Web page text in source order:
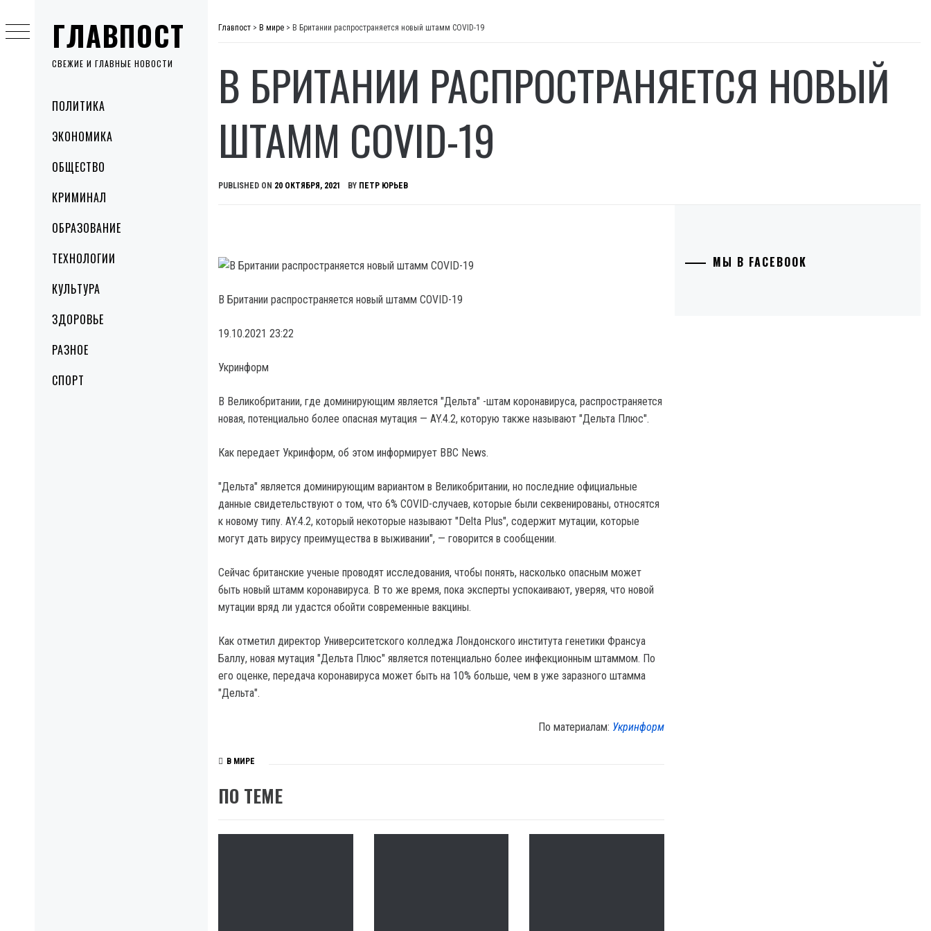
ГЛАВПОСТ
СВЕЖИЕ И ГЛАВНЫЕ НОВОСТИ
MenuПОЛИТИКА
ЭКОНОМИКА
ОБЩЕСТВО
КРИМИНАЛ
ОБРАЗОВАНИЕ
ТЕХНОЛОГИИ
КУЛЬТУРА
ЗДОРОВЬЕ
РАЗНОЕ
СПОРТ
to
content
Главпост > В мире > В Британии распространяется новый штамм COVID-19
В БРИТАНИИ РАСПРОСТРАНЯЕТСЯ НОВЫЙ
ШТАММ COVID-19
PUBLISHED ON 20 ОКТЯБРЯ, 2021 BY ПЕТР ЮРЬЕВ
В Британии распространяется новый штамм COVID-19
19.10.2021 23:22
Укринформ
В Великобритании, где доминирующим является "Дельта" -штам коронавируса, распространяется
новая, потенциально более опасная мутация — AY.4.2, которую также называют "Дельта Плюс".
Как передает Укринформ, об этом информирует BBC News.
"Дельта" является доминирующим вариантом в Великобритании, но последние официальные
данные свидетельствуют о том, что 6% COVID-случаев, которые были секвенированы, относятся
к новому типу. AY.4.2, который некоторые называют "Delta Plus", содержит мутации, которые
могут дать вирусу преимущества в выживании", — говорится в сообщении.
Сейчас британские ученые проводят исследования, чтобы понять, насколько опасным может
быть новый штамм коронавируса. В то же время, пока эксперты успокаивают, уверяя, что новой
мутации вряд ли удастся обойти современные вакцины.
Как отметил директор Университетского колледжа Лондонского института генетики Франсуа
Баллу, новая мутация "Дельта Плюс" является потенциально более инфекционным штаммом. По
его оценке, передача коронавируса может быть на 10% больше, чем в уже заразного штамма
"Дельта".
По материалам: Укринформ
В МИРЕ
ПО ТЕМЕ
МЫ В FACEBOOK